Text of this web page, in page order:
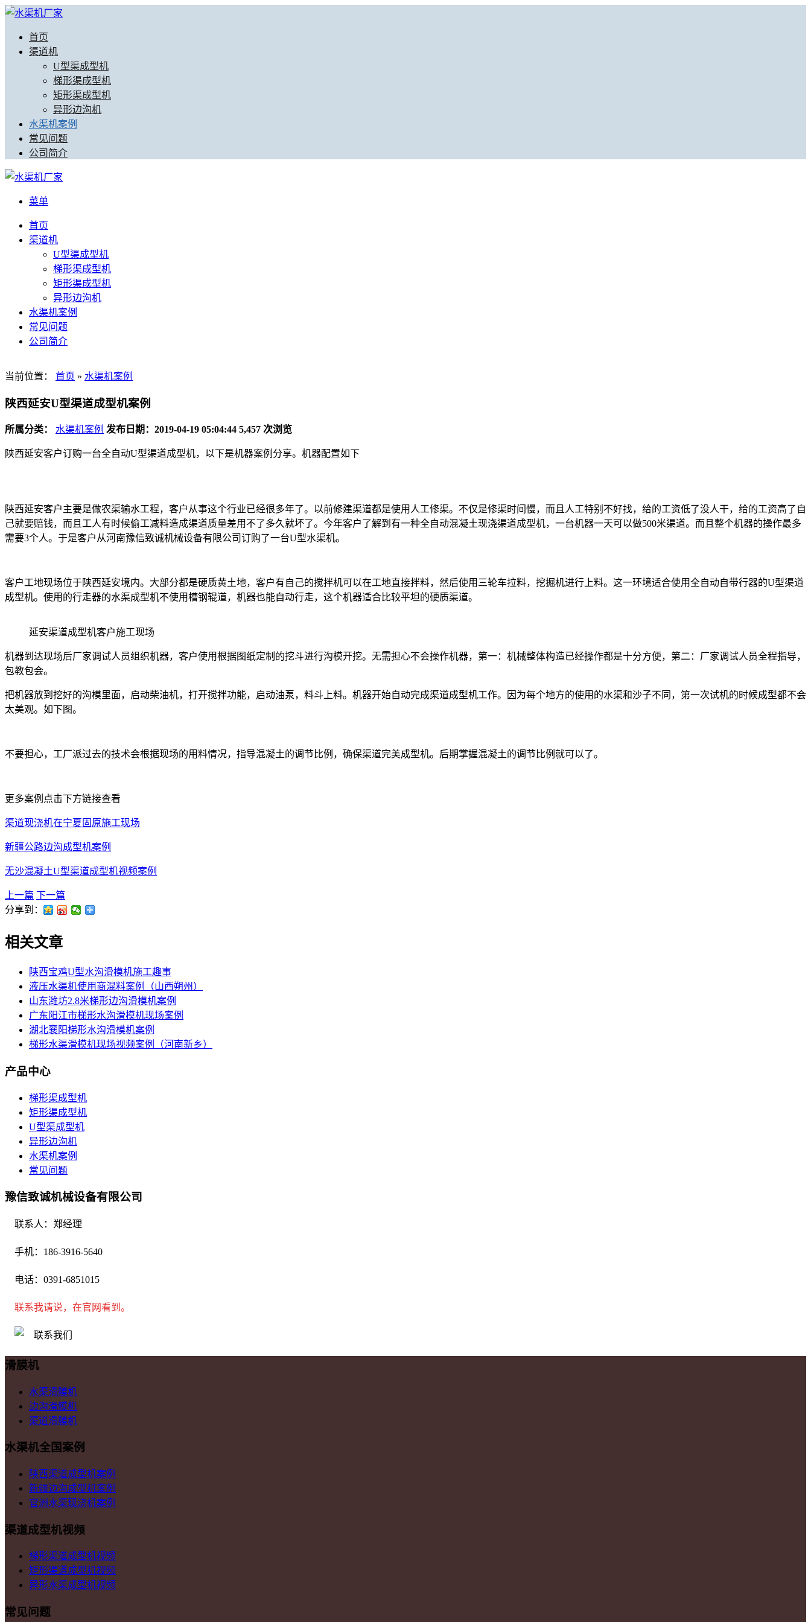
首页
渠道机
U型渠成型机
梯形渠成型机
矩形渠成型机
异形边沟机
水渠机案例
常见问题
公司简介
菜单
首页
渠道机
U型渠成型机
梯形渠成型机
矩形渠成型机
异形边沟机
水渠机案例
常见问题
公司简介
当前位置： 首页 » 水渠机案例
陕西延安U型渠道成型机案例
所属分类： 水渠机案例 发布日期：2019-04-19 05:04:44 5,457 次浏览
陕西延安客户订购一台全自动U型渠道成型机，以下是机器案例分享。机器配置如下
陕西延安客户主要是做农渠输水工程，客户从事这个行业已经很多年了。以前修建渠道都是使用人工修渠。不仅是修渠时间慢，而且人工特别不好找，给的工资低了没人干，给的工资高了自
己就要赔钱，而且工人有时候偷工减料造成渠道质量差用不了多久就坏了。今年客户了解到有一种全自动混凝土现浇渠道成型机，一台机器一天可以做500米渠道。而且整个机器的操作最多
需要3个人。于是客户从河南豫信致诚机械设备有限公司订购了一台U型水渠机。
客户工地现场位于陕西延安境内。大部分都是硬质黄土地，客户有自己的搅拌机可以在工地直接拌料，然后使用三轮车拉料，挖掘机进行上料。这一环境适合使用全自动自带行器的U型渠道
成型机。使用的行走器的水渠成型机不使用槽钢辊道，机器也能自动行走，这个机器适合比较平坦的硬质渠道。
延安渠道成型机客户施工现场
机器到达现场后厂家调试人员组织机器，客户使用根据图纸定制的挖斗进行沟模开挖。无需担心不会操作机器，第一：机械整体构造已经操作都是十分方便，第二：厂家调试人员全程指导，
包教包会。
把机器放到挖好的沟模里面，启动柴油机，打开搅拌功能，启动油泵，料斗上料。机器开始自动完成渠道成型机工作。因为每个地方的使用的水渠和沙子不同，第一次试机的时候成型都不会
太美观。如下图。
不要担心，工厂派过去的技术会根据现场的用料情况，指导混凝土的调节比例，确保渠道完美成型机。后期掌握混凝土的调节比例就可以了。
更多案例点击下方链接查看
渠道现浇机在宁夏固原施工现场
新疆公路边沟成型机案例
无沙混凝土U型渠道成型机视频案例
上一篇 下一篇
分享到：
相关文章
陕西宝鸡U型水沟滑模机施工趣事
液压水渠机使用商混料案例（山西朔州）
山东潍坊2.8米梯形边沟滑模机案例
广东阳江市梯形水沟滑模机现场案例
湖北襄阳梯形水沟滑模机案例
梯形水渠滑模机现场视频案例（河南新乡）
产品中心
梯形渠成型机
矩形渠成型机
U型渠成型机
异形边沟机
水渠机案例
常见问题
豫信致诚机械设备有限公司
联系人：郑经理
手机：186-3916-5640
电话：0391-6851015
联系我请说，在官网看到。
滑膜机
水渠滑膜机
边沟滑膜机
渠道滑膜机
水渠机全国案例
陕西渠道成型机案例
新疆边沟成型机案例
官洲水渠现浇机案例
渠道成型机视频
梯形渠道成型机视频
矩形渠道成型机视频
异形水渠成型机视频
常见问题